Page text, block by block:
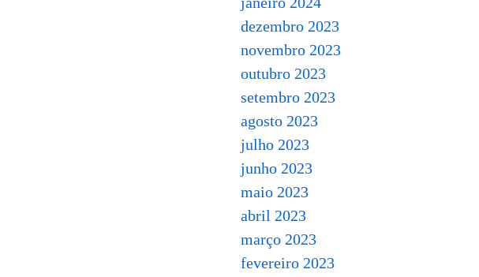
dezembro 2023
novembro 2023
outubro 2023
setembro 2023
agosto 2023
julho 2023
junho 2023
maio 2023
abril 2023
março 2023
fevereiro 2023